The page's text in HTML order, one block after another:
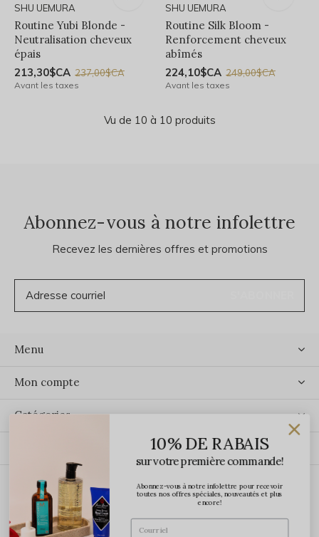
SHU UEMURA
Routine Yubi Blonde -
Neutralisation cheveux
épais
213,30$CA 237,00$CA
Avant les taxes
SHU UEMURA
Routine Silk Bloom -
Renforcement cheveux
abîmés
224,10$CA 249,00$CA
Avant les taxes
Vu de 10 à 10 produits
Abonnez-vous à notre infolettre
Recevez les dernières offres et promotions
Menu
Mon compte
Catégories
ÉCRIVEZ-NOUS
10% DE RABAIS
sur votre première commande!
Abonnez-vous à notre infolettre pour recevoir
toutes nos offres spéciales, nouveautés et plus
encore!